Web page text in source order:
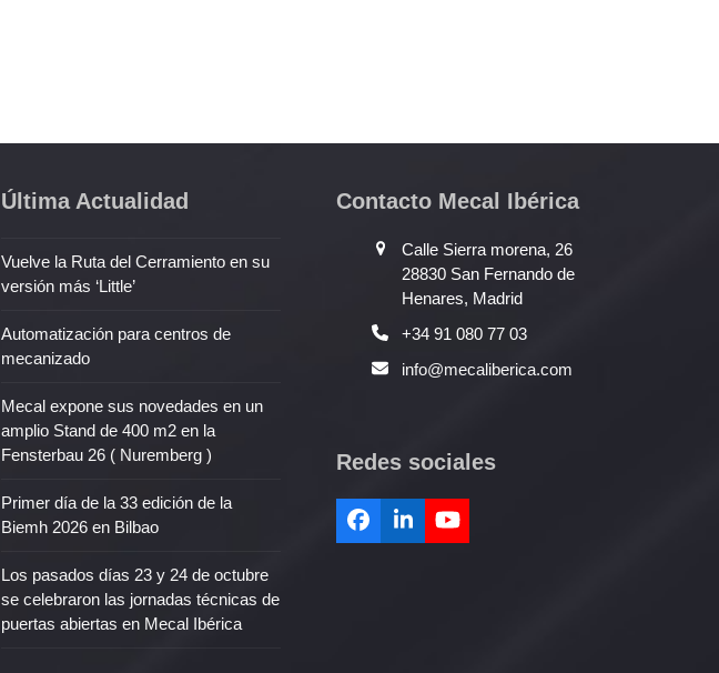
Última Actualidad
Vuelve la Ruta del Cerramiento en su
versión más ‘Little’
Automatización para centros de
mecanizado
Mecal expone sus novedades en un
amplio Stand de 400 m2 en la
Fensterbau 26 ( Nuremberg )
Primer día de la 33 edición de la
Biemh 2026 en Bilbao
Los pasados días 23 y 24 de octubre
se celebraron las jornadas técnicas de
puertas abiertas en Mecal Ibérica
Contacto Mecal Ibérica
Calle Sierra morena, 26
28830 San Fernando de
Henares, Madrid
+34 91 080 77 03
info@mecaliberica.com
Redes sociales
Facebook
LinkedInYouTube